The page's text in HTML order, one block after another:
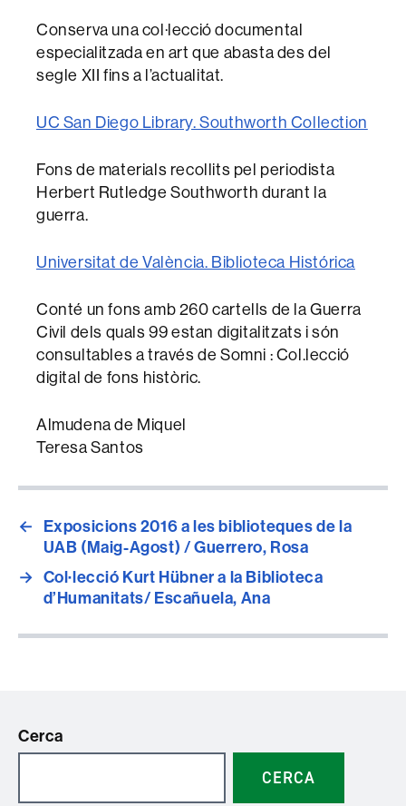
Conserva una col·lecció documental
especialitzada en art que abasta des del
segle XII fins a l’actualitat.
UC San Diego Library. Southworth Collection
Fons de materials recollits pel periodista
Herbert Rutledge Southworth durant la
guerra.
Universitat de València. Biblioteca Histórica
Conté un fons amb 260 cartells de la Guerra
Civil dels quals 99 estan digitalitzats i són
consultables a través de Somni : Col.lecció
digital de fons històric.
Almudena de Miquel
Teresa Santos
←
Exposicions 2016 a les biblioteques de la
UAB (Maig-Agost) / Guerrero, Rosa
→ Col·lecció Kurt Hübner a la Biblioteca
d’Humanitats/ Escañuela, Ana
Cerca
CERCA